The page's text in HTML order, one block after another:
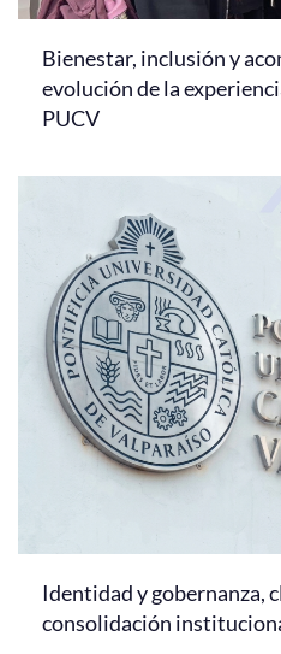
Bienestar, inclusión y
evolución de la
PUCV
Identidad y gobernanza,
consolidación